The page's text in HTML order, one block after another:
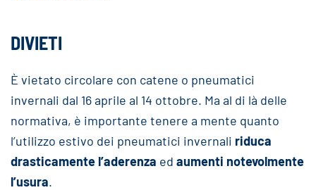
DIVIETI
È vietato circolare con catene o pneumatici
invernali dal 16 aprile al 14 ottobre. Ma al di là delle
normativa, è importante tenere a mente quanto
l’utilizzo estivo dei pneumatici invernali riduca
drasticamente l’aderenza ed aumenti notevolmente
l’usura.